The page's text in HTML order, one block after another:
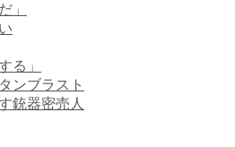
」
る」
ンブラスト
銃器密売人